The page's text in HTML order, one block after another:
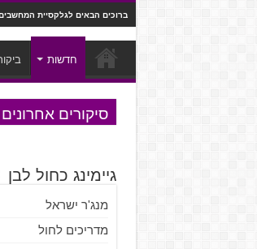
ברוכים הבאים לגלקסיית המחשבים | יום
חדשות
סיקורים
גיימינג כחול לבן
מנג'ר ישראל
מדריכים לחול